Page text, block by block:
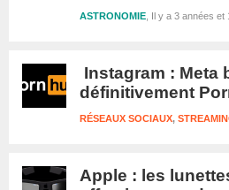
Il y a 3 années et
ASTRONOMIE
Instagram : Meta
définitivement
RÉSEAUX SOCIAUX,
Apple : les